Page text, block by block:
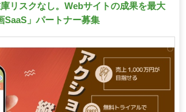
リスクなし。Webサイトの成果を最大
SaaS」パートナー募集